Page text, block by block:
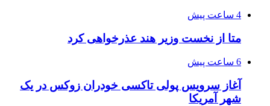
4 ساعت پیش
متا از نخست وزیر هند عذرخواهی کرد
6 ساعت پیش
آغاز سرویس پولی تاکسی خودران زوکس در یک
شهر آمریکا